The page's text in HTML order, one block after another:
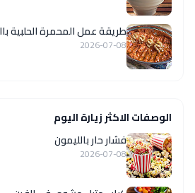
طريقة عمل المحمرة الحلبية
2026-07-08
الوصفات الاكثر زيارة اليوم
فشار حار بالليمون
2026-07-08